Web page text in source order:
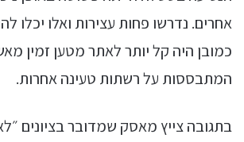
אחרים. נדרשו פחות עצירות ואלו יכלו
כמובן היה קל יותר לאתר מטען זמין
המתבססות על רשתות טעינה אחרות.
בתגובה צייץ מאסק שמדובר בציונים